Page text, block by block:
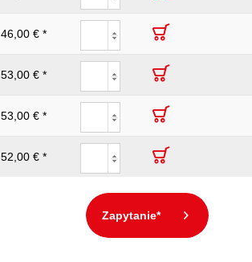
46,00 € *
53,00 € *
53,00 € *
52,00 € *
Zapytanie*